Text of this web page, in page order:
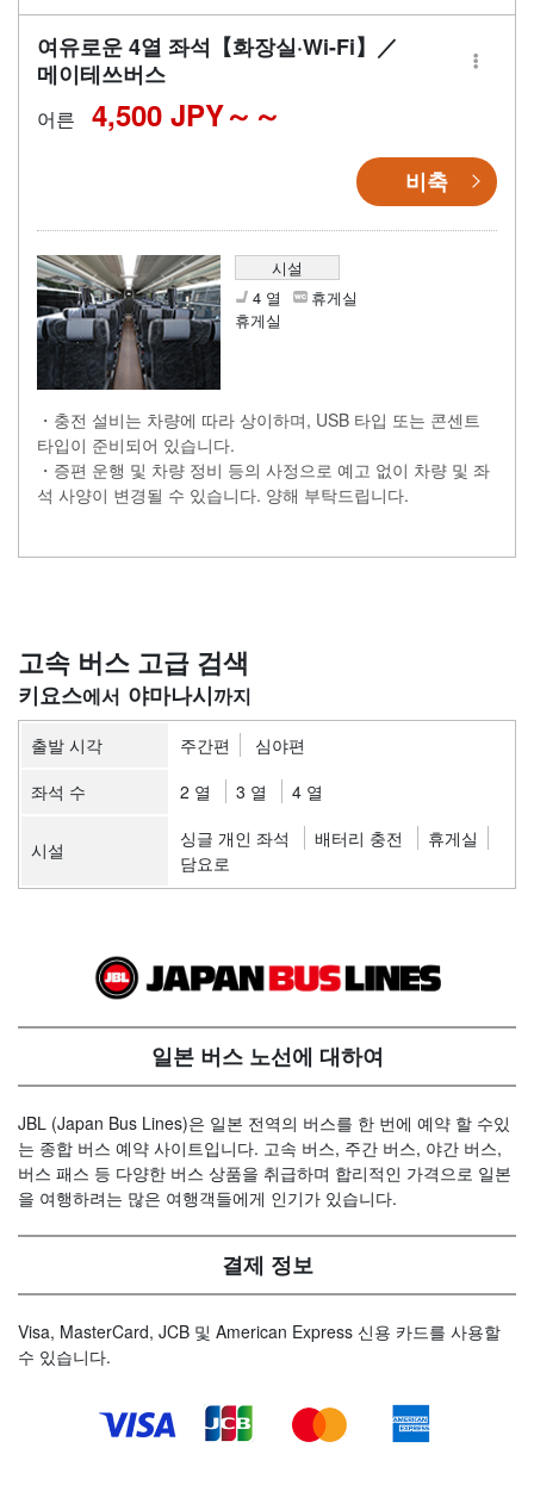
여유로운 4열 좌석【화장실·Wi-Fi】／
메이테쓰버스
어른 4,500 JPY～
비축
시설
4 열
휴게실
휴게실
・충전 설비는 차량에 따라 상이하며, USB 타입 또는 콘센트
타입이 준비되어 있습니다.
・증편 운행 및 차량 정비 등의 사정으로 예고 없이 차량 및 좌
석 사양이 변경될 수 있습니다. 양해 부탁드립니다.
고속 버스 고급 검색
키요스 야마나시
출발 시각 주간편
심야편
좌석 수
2 열 3 열 4 열
시설 싱글 개인 좌석 배터리 충전
휴게실
담요로
일본 버스 노선에 대하여
JBL (Japan Bus Lines)은 일본 전역의 버스를 한 번에 예약 할 수있
는 종합 버스 예약 사이트입니다. 고속 버스, 주간 버스, 야간 버스,
버스 패스 등 다양한 버스 상품을 취급하며 합리적인 가격으로 일본
을 여행하려는 많은 여행객들에게 인기가 있습니다.
결제 정보
Visa, MasterCard, JCB 및 American Express 신용 카드를 사용할
수 있습니다.